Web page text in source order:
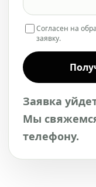
Согласен на
заявку.
Заявка
Мы
телефону.